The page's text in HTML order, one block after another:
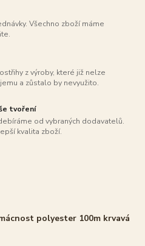
Všechno zboží máme
z výroby, které již nelze
a zůstalo by nevyužito.
tvoření
od vybraných dodavatelů.
kvalita zboží.
polyester 100m krvavá